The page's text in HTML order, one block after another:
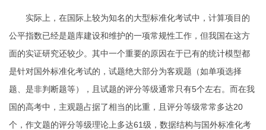
实际上，在国际上较为知名的大型标准化考试中，计算项目的
公平指数已经是题库建设和维护的一项常规性工作，但我国在这方
面的实证研究还较少。其中一个重要的原因在于已有的统计模型都
是针对国外标准化考试的，试题绝大部分为客观题（如单项选择
题、是非判断题等），且试题的评分等级通常只有5个左右。而在我
国的高考中，主观题占据了相当的比重，且评分等级常常多达20
个，作文题的评分等级理论上多达61级，数据结构与国外标准化考